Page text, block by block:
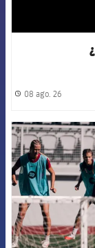
08 ago. 26